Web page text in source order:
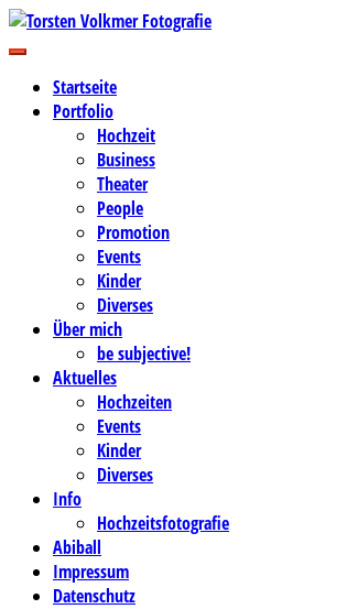
Zum
Inhalt
Torsten Volkmer
Business-, Portrait- und Hochzeitsfotografie
Startseite
Portfolio
Hochzeit
Business
Theater
People
Promotion
Events
Kinder
Diverses
Über mich
be subjective!
Aktuelles
Hochzeiten
Events
Kinder
Diverses
Info
Hochzeitsfotografie
Abiball
Impressum
Datenschutz